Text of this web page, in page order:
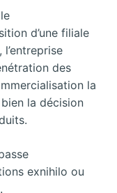
d’une filiale
des
la
la décision
exnihilo ou